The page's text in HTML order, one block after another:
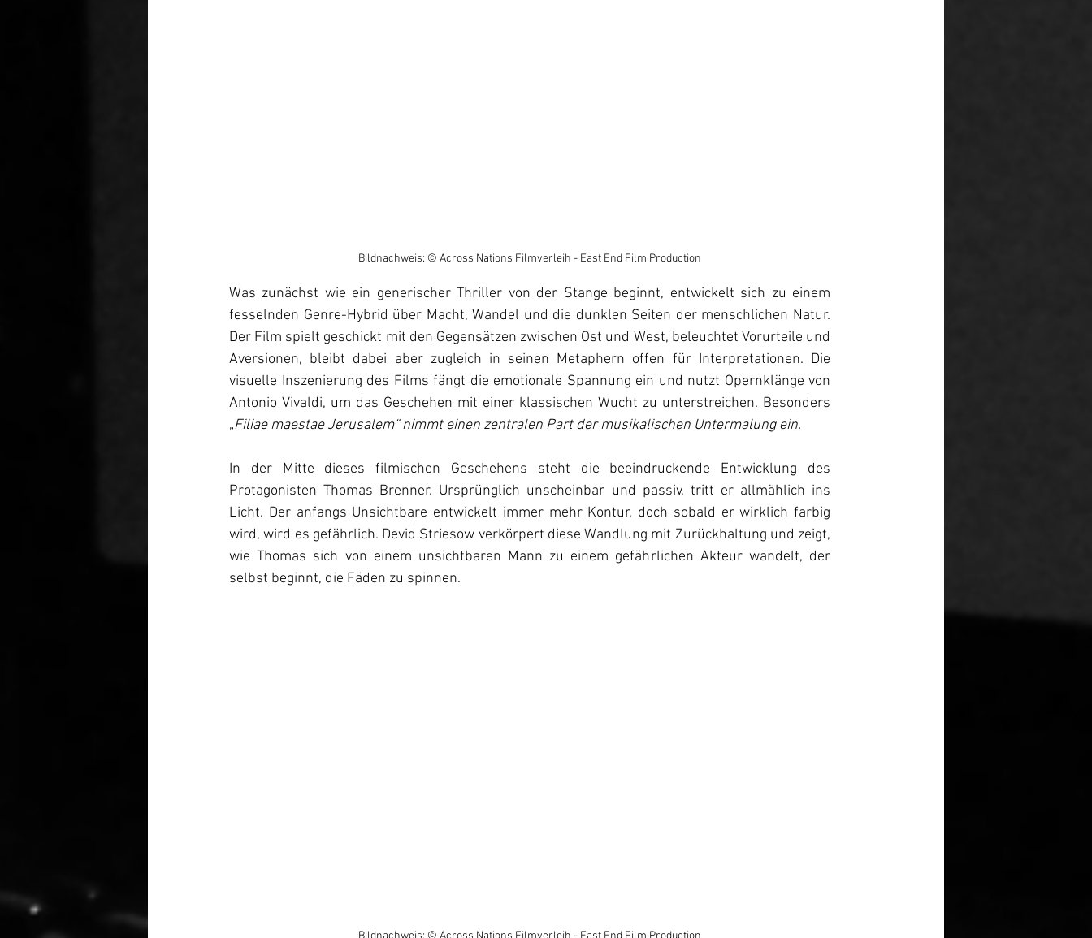
Bildnachweis: © Across Nations Filmverleih - East End Film Production
Was zunächst wie ein generischer Thriller von der Stange beginnt, entwickelt sich zu einem
fesselnden Genre-Hybrid über Macht, Wandel und die dunklen Seiten der menschlichen Natur.
Der Film spielt geschickt mit den Gegensätzen zwischen Ost und West, beleuchtet Vorurteile und
Aversionen, bleibt dabei aber zugleich in seinen Metaphern offen für Interpretationen. Die
visuelle Inszenierung des Films fängt die emotionale Spannung ein und nutzt Opernklänge von
Antonio Vivaldi, um das Geschehen mit einer klassischen Wucht zu unterstreichen. Besonders
„Filiae maestae Jerusalem“ nimmt einen zentralen Part der musikalischen Untermalung ein.
In der Mitte dieses filmischen Geschehens steht die beeindruckende Entwicklung des
Protagonisten Thomas Brenner. Ursprünglich unscheinbar und passiv, tritt er allmählich ins
Licht. Der anfangs Unsichtbare entwickelt immer mehr Kontur, doch sobald er wirklich farbig
wird, wird es gefährlich. Devid Striesow verkörpert diese Wandlung mit Zurückhaltung und zeigt,
wie Thomas sich von einem unsichtbaren Mann zu einem gefährlichen Akteur wandelt, der
selbst beginnt, die Fäden zu spinnen.